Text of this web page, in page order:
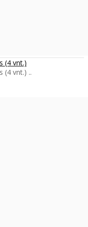
(4 vnt.)
(4 vnt.) ..